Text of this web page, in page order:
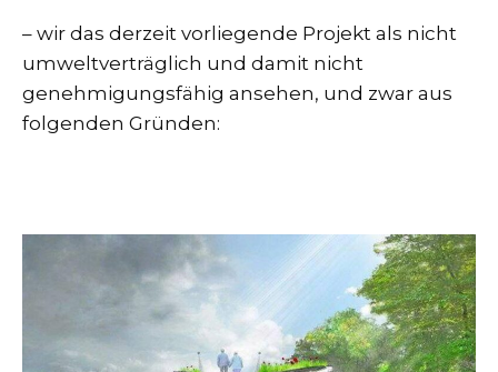
– wir das derzeit vorliegende Projekt als nicht
umweltverträglich und damit nicht
genehmigungsfähig ansehen, und zwar aus
folgenden Gründen: